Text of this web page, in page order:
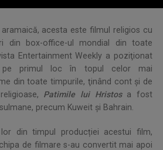
acesta este filmul religios cu
din box-office-ul mondial din toate
Entertainment Weekly a poziţionat
primul loc în topul celor mai
din toate timpurile, ţinând cont şi de
Patimile lui Hristosa fost
precum Kuweit și Bahrain.
lor din timpul producției acestui film,
de filmare s-au convertit mai apoi